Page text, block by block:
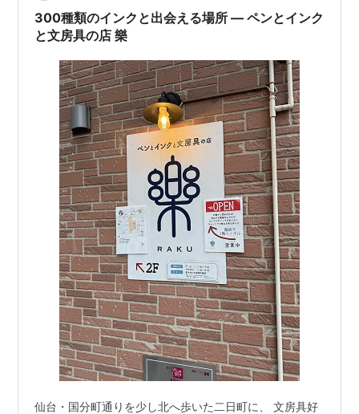
300種類のインクと出会える場所 ― ペンとインク
と文房具の店 樂
仙台・国分町通りを少し北へ歩いた二日町に、 文房具好